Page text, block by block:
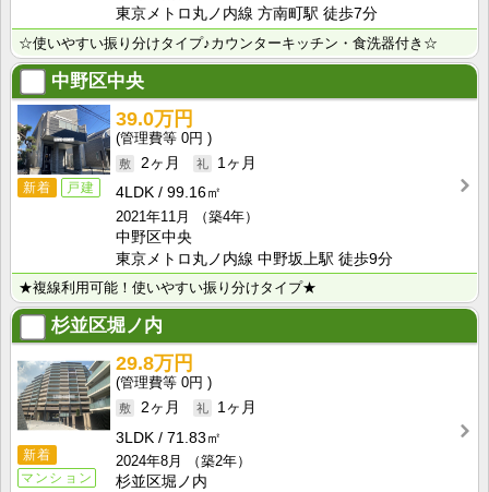
東京メトロ丸ノ内線 方南町駅 徒歩7分
☆使いやすい振り分けタイプ♪カウンターキッチン・食洗器付き☆
中野区中央
新着 戸建
39.0万円
0円
2ヶ月
1ヶ月
4LDK
99.16㎡
2021年11月
（築4年）
中野区中央
東京メトロ丸ノ内線 中野坂上駅 徒歩9分
★複線利用可能！使いやすい振り分けタイプ★
杉並区堀ノ内
新着
マンション
29.8万円
0円
2ヶ月
1ヶ月
3LDK
71.83㎡
2024年8月
（築2年）
杉並区堀ノ内